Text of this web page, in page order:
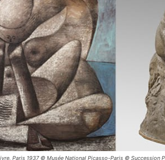
Paris 1937 © Musée National Picasso-Paris © Succession